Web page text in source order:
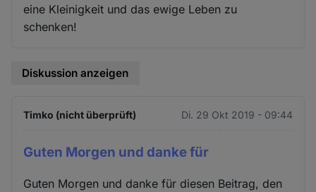
eine Kleinigkeit und das ewige Leben zu
schenken!
Diskussion anzeigen
Timko (nicht überprüft) Di. 29 Okt 2019 - 09:44
Guten Morgen und danke für
Guten Morgen und danke für diesen Beitrag, den